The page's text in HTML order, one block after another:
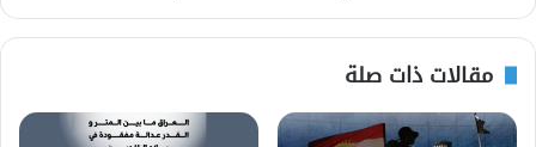
مقالات ذات صلة